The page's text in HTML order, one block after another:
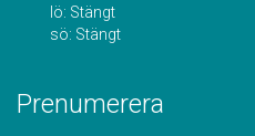
lö: Stängt
sö: Stängt
Prenumerera